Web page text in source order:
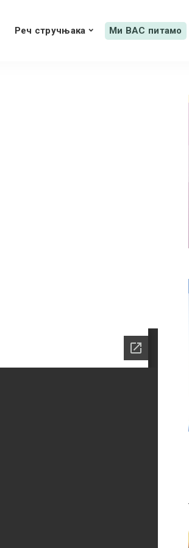
Реч стручњака Ми ВАС питамо